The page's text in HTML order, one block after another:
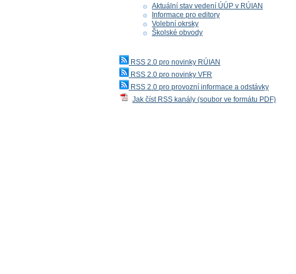
Aktuální stav vedení ÚÚP v RÚIAN
Informace pro editory
Volební okrsky
Školské obvody
RSS 2.0 pro novinky RÚIAN
RSS 2.0 pro novinky VFR
RSS 2.0 pro provozní informace a odstávky
Jak číst RSS kanály (soubor ve formátu PDF)